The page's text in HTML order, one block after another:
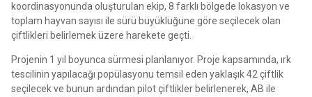
koordinasyonunda oluşturulan ekip, 8 farklı bölgede lokasyon ve
toplam hayvan sayısı ile sürü büyüklüğüne göre seçilecek olan
çiftlikleri belirlemek üzere harekete geçti.
Projenin 1 yıl boyunca sürmesi planlanıyor. Proje kapsamında, ırk
tescilinin yapılacağı popülasyonu temsil eden yaklaşık 42 çiftlik
seçilecek ve bunun ardından pilot çiftlikler belirlenerek, AB ile